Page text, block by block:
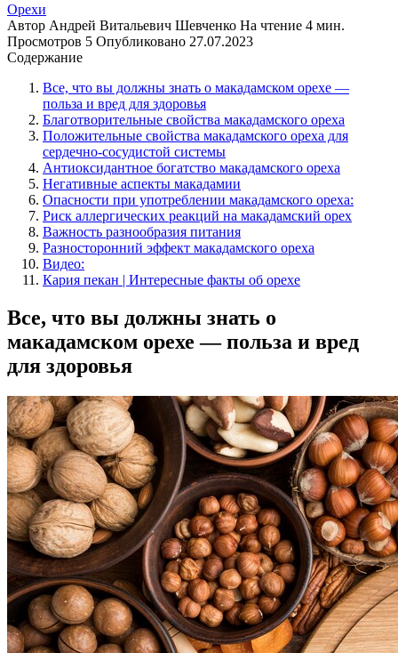
Орехи
Автор Андрей Витальевич Шевченко На чтение 4 мин.
Просмотров 5 Опубликовано 27.07.2023
Содержание
Все, что вы должны знать о макадамском орехе —
польза и вред для здоровья
Благотворительные свойства макадамского ореха
Положительные свойства макадамского ореха для
сердечно-сосудистой системы
Антиоксидантное богатство макадамского ореха
Негативные аспекты макадамии
Опасности при употреблении макадамского ореха:
Риск аллергических реакций на макадамский орех
Важность разнообразия питания
Разносторонний эффект макадамского ореха
Видео:
Кария пекан | Интересные факты об орехе
Все, что вы должны знать о
макадамском орехе — польза и вред
для здоровья